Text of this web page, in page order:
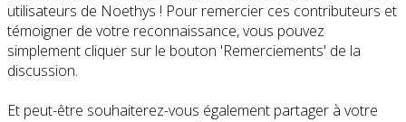
utilisateurs de Noethys ! Pour remercier ces contributeurs et
témoigner de votre reconnaissance, vous pouvez
simplement cliquer sur le bouton 'Remerciements' de la
discussion.
Et peut-être souhaiterez-vous également partager à votre